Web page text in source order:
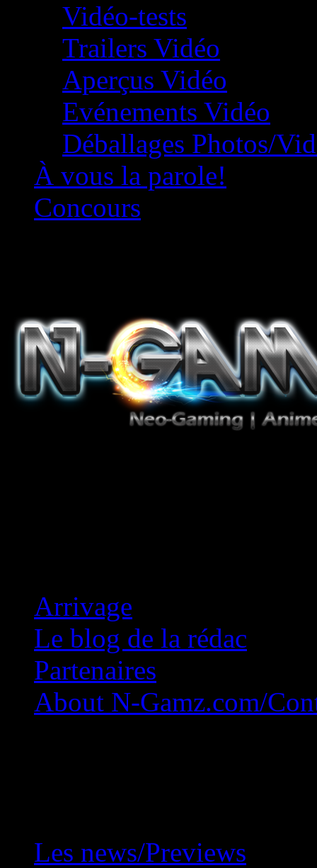
Vidéo-tests
Trailers Vidéo
Aperçus Vidéo
Evénements Vidéo
Déballages Photos/
À vous la parole!
Concours
Arrivage
Le blog de la rédac
Partenaires
About N-Gamz.com/
Les news/Previews